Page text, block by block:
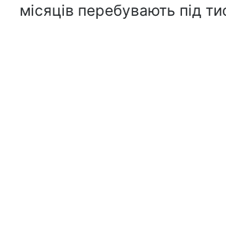
місяців перебувають під